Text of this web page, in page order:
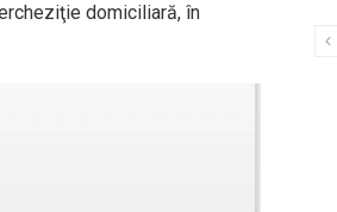
domiciliară, în